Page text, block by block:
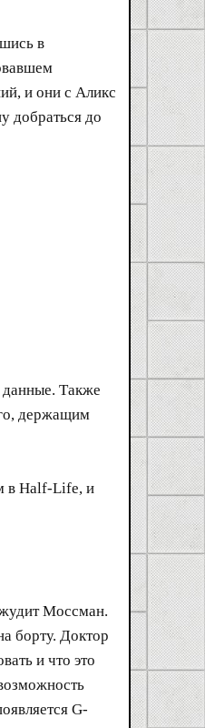
в
и они с Аликс
добраться до
Также
держащим
в Half-Life, и
Моссман.
борту. Доктор
и что это
G-